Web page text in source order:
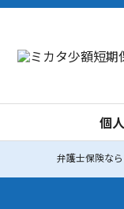
個
弁護士保険な